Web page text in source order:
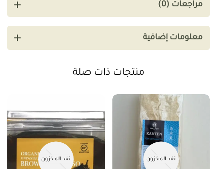
مراجعات (0)
معلومات إضافية
منتجات ذات صلة
نفد المخزون نفد المخزون